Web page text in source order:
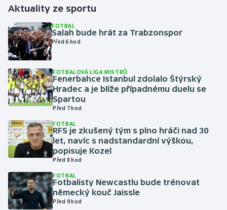
Golf
Gymnastika
Házená
Jezdectví
Judo
Krasobruslení
Lyže a snowboard
Aktuality ze sportu
FOTBAL
Salah bude hrát za Trabzonspor
Před 6 hod
FOTBALOVÁ LIGA MISTRŮ
Fenerbahce Istanbul zdolalo Štýrský
Hradec a je blíže případnému duelu se
Spartou
Před 7 hod
FOTBAL
RFS je zkušený tým s plno hráči nad 30
let, navíc s nadstandardní výškou,
popisuje Kozel
Před 8 hod
FOTBAL
Fotbalisty Newcastlu bude trénovat
německý kouč Jaissle
Před 9 hod